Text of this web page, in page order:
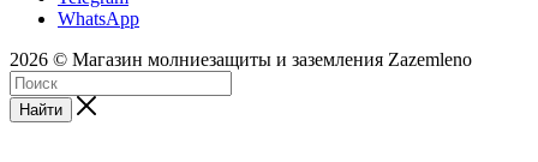
WhatsApp
2026 © Магазин молниезащиты и заземления Zazemleno
Найти